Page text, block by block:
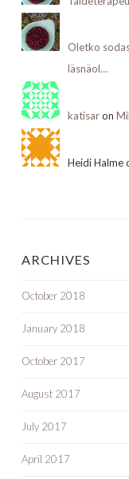
Oletko
läsnäol…
katisaron
Heidi Halme
ARCHIVES
October 2018
January 2018
October 2017
August 2017
July 2017
April 2017